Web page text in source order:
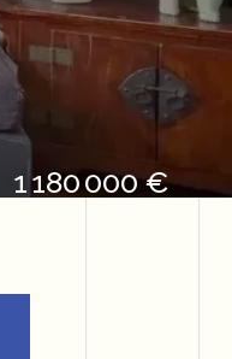
1 180 000 €